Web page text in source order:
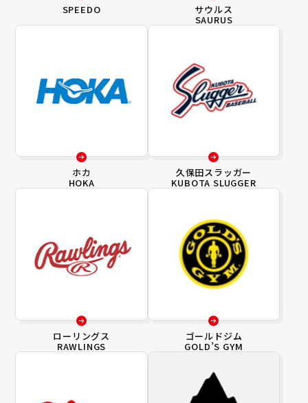
SPEEDO サウルス
SAURUS
ホカ
HOKA
久保田スラッガー
KUBOTA SLUGGER
ローリングス
RAWLINGS
ゴールドジム
GOLD’S GYM